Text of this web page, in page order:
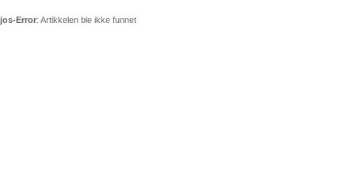
jos-Error: Artikkelen ble ikke funnet